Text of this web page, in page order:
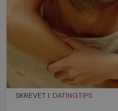
SKREVET I: DATINGTIPS